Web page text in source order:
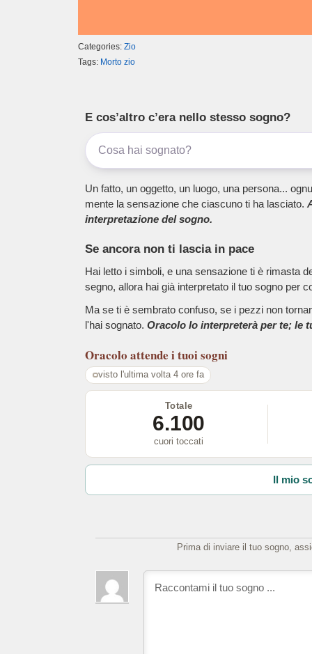
Categories: Zio
Tags: Morto zio
E cos’altro c’era nello stesso sogno?
Un fatto, un oggetto, un luogo, una persona...
mente la sensazione che ciascuno ti ha lasciato.
interpretazione del sogno.
Se ancora non ti lascia in pace
Hai letto i simboli, e una sensazione ti è rimasta
segno, allora hai già interpretato il tuo sogno per
Ma se ti è sembrato confuso, se i pezzi non
l'hai sognato. Oracolo lo interpreterà per te; le
Oracolo attende i tuoi sogni
visto l'ultima volta 4 ore fa
Totale
6.100
cuori toccati
Il mio
Prima di inviare il tuo sogno,